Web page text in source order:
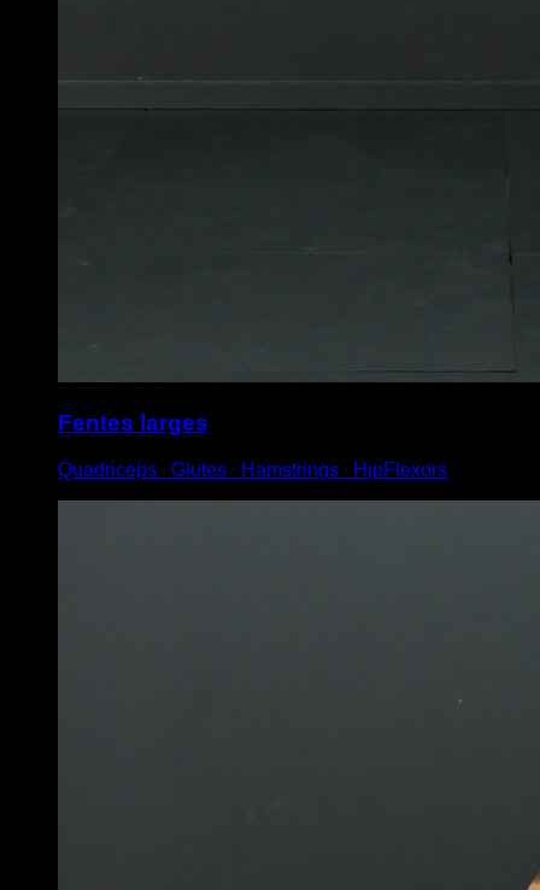
Fentes larges
Quadriceps ∙ Glutes ∙ Hamstrings ∙ HipFlexors